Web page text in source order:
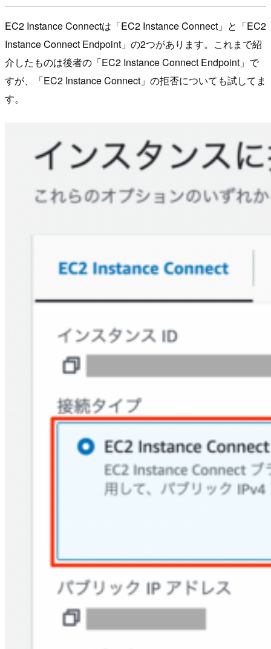
EC2 Instance Connectは「EC2 Instance Connect」と「EC2
Instance Connect Endpoint」の2つがあります。これまで紹
介したものは後者の「EC2 Instance Connect Endpoint」で
すが、「EC2 Instance Connect」の拒否についても試してま
す。